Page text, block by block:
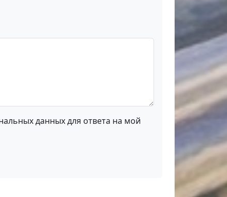
данных для ответа на мой